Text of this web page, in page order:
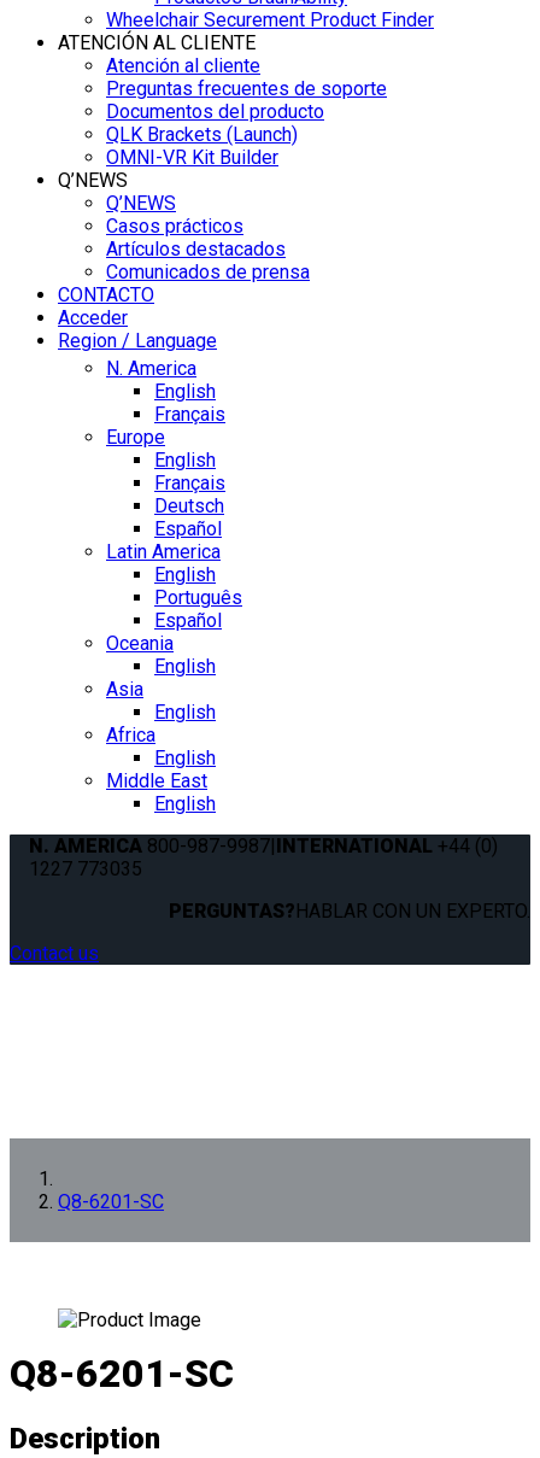
Wheelchair Securement Product Finder
ATENCIÓN AL CLIENTE
Atención al cliente
Preguntas frecuentes de soporte
Documentos del producto
QLK Brackets (Launch)
OMNI-VR Kit Builder
Q’NEWS
Q’NEWS
Casos prácticos
Artículos destacados
Comunicados de prensa
CONTACTO
Acceder
Region / Language
N. America
English
Français
Europe
English
Français
Deutsch
Español
Latin America
English
Português
Español
Oceania
English
Asia
English
Africa
English
Middle East
English
N. AMERICA 800-987-9987|INTERNATIONAL +44 (0)
1227 773035
PERGUNTAS?HABLAR CON UN EXPERTO.
Contact us
Q8-6201-SC
Q8-6201-SC
Description